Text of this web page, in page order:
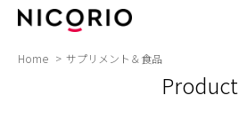
Home サプリメント＆食品
Product